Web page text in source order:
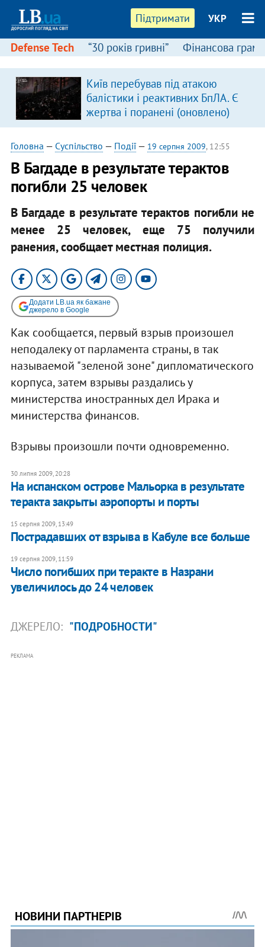
Підтримати УКР
Defense Tech “30 років гривні” Фінансова
Київ перебував під атакою
балістики і реактивних БпЛА. Є
жертва і поранені (оновлено)
Головна — Суспільство — Події— 19 серпня 2009, 12:55
В Багдаде в результате терактов
погибли 25 человек
В Багдаде в результате терактов погибли не
менее 25 человек, еще 75 получили
ранения, сообщает местная полиция.
Додати LB.ua як бажане
джерело в Google
Как сообщается, первый взрыв произошел
неподалеку от парламента страны, в так
называемой "зеленой зоне" дипломатического
корпуса, затем взрывы раздались у
министерства иностранных дел Ирака и
министерства финансов.
Взрывы произошли почти одновременно.
30 липня 2009, 20:28
На испанском острове Мальорка в результате
теракта закрыты аэропорты и порты
15 серпня 2009, 13:49
Пострадавших от взрыва в Кабуле все больше
19 серпня 2009, 11:59
Число погибших при теракте в Назрани
увеличилось до 24 человек
ДЖЕРЕЛО: "ПОДРОБНОСТИ"
РЕКЛАМА